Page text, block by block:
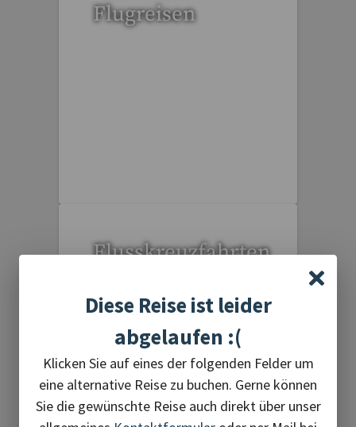
Flugreisen
Flusskreuzfahrten
6 Reisen gefunden
Diese Reise ist leider
abgelaufen :(
Klicken Sie auf eines der folgenden Felder um
eine alternative Reise zu buchen. Gerne können
Sie die gewünschte Reise auch direkt über unser